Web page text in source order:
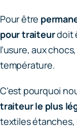
Pour être
pour traiteurdoit
l’usure, aux
température.
C’est pourquoi
traiteur le plus
textiles étanches,